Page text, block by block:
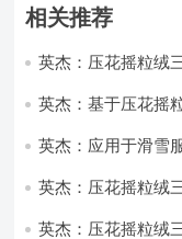
相关推荐
英杰：压花摇粒绒
英杰：基于压花摇
英杰：应用于滑雪
英杰：压花摇粒绒
英杰：压花摇粒绒